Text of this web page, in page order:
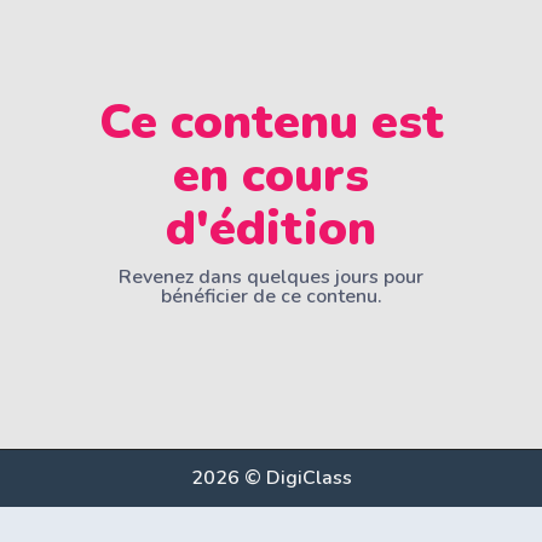
Ce contenu est
en cours
d'édition
Revenez dans quelques jours pour
bénéficier de ce contenu.
2026 © DigiClass